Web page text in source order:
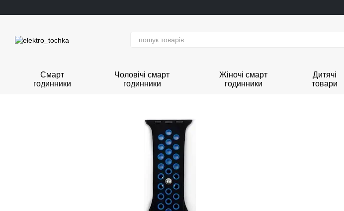
Смарт
годинники
Чоловічі смарт
годинники
Жіночі смарт
годинники
Дитячі
товари